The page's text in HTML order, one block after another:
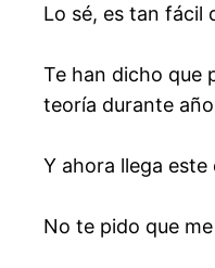
Lo sé, es tan fácil
Te han dicho que
teoría durante
Y ahora llega
No te pido que